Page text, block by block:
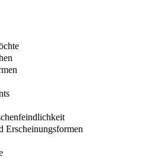
Erscheinungsformen